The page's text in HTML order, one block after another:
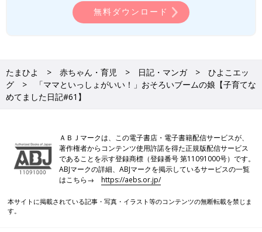
無料ダウンロード
たまひよ 赤ちゃん・育児 日記・マンガ
ひよこエッ
グ
「ママといっしょがいい！」おそろいブームの娘【子育てな
めてました日記#61】
ＡＢＪマークは、この電子書店・電子書籍配信サービスが、
著作権者からコンテンツ使用許諾を得た正規版配信サービス
であることを示す登録商標（登録番号 第11091000号）です。
ABJマークの詳細、ABJマークを掲示しているサービスの一覧
はこちら→https://aebs.or.jp/
本サイトに掲載されている記事・写真・イラスト等のコンテンツの無断転載を禁じま
す。